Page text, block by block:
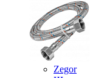
Zegor